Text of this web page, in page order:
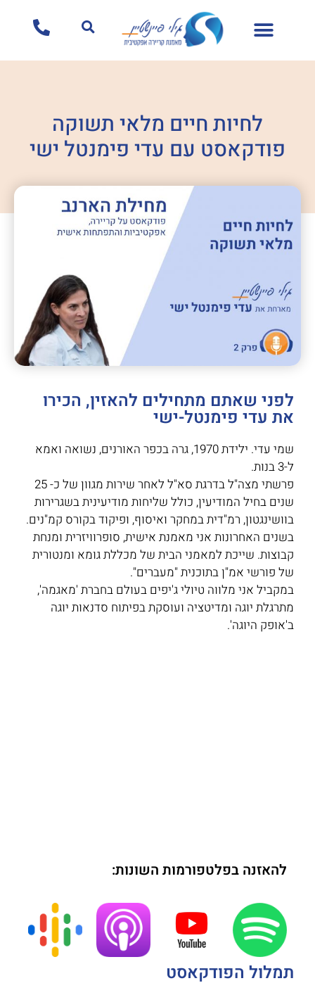
לחיות חיים מלאי תשוקה
פודקאסט עם עדי פימנטל ישי
לפני שאתם מתחילים להאזין, הכירו
את עדי פימנטל-ישי
שמי עדי. ילידת 1970, גרה בכפר האורנים, נשואה ואמא
ל-3 בנות.
פרשתי מצה"ל בדרגת סא"ל לאחר שירות מגוון של כ- 25
שנים בחיל המודיעין, כולל שליחות מודיעינית בשגרירות
בוושינגטון, רמ"דית במחקר ואיסוף, ופיקוד בקורס קמ"נים.
בשנים האחרונות אני מאמנת אישית, סופרוויזרית ומנחת
קבוצות. שייכת למאמני הבית של מכללת גומא ומנטורית
של פורשי אמ"ן בתוכנית "מעברים".
במקביל אני מלווה טיולי ג'יפים בעולם בחברת 'מאגמה',
מתרגלת יוגה ומדיטציה ועוסקת בפיתוח סדנאות יוגה
ב'אופק היוגה'.
להאזנה בפלטפורמות השונות:
תמלול הפודקאסט